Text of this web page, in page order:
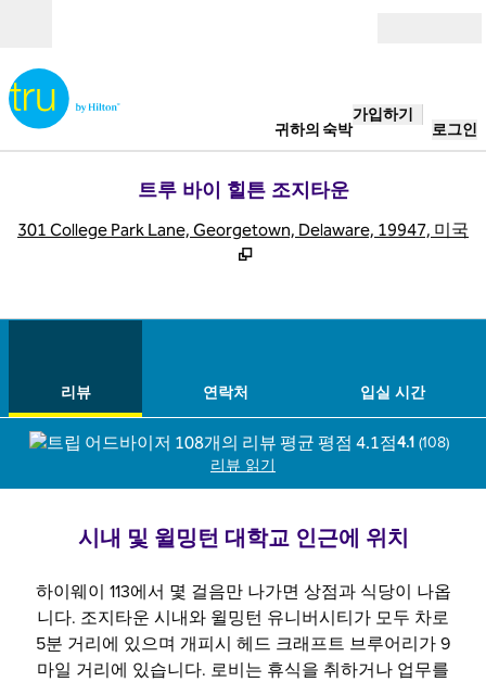
귀하의 숙박
가입하기
로그인
트루 바이 힐튼 조지타운
301 College Park Lane, Georgetown, Delaware, 19947, 미국
리뷰 연락처 입실 시간
4.1 (108)
리뷰 읽기
시내 및 윌밍턴 대학교 인근에 위치
하이웨이 113에서 몇 걸음만 나가면 상점과 식당이 나옵
니다. 조지타운 시내와 윌밍턴 유니버시티가 모두 차로
5분 거리에 있으며 개피시 헤드 크래프트 브루어리가 9
마일 거리에 있습니다. 로비는 휴식을 취하거나 업무를